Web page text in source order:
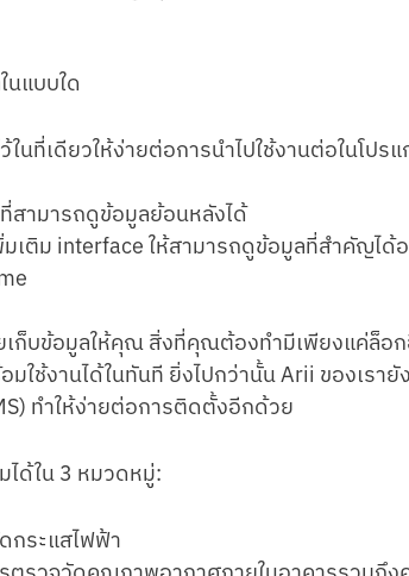
นแบบใด
นที่เดียวให้ง่ายต่อการนำไปใช้งานต่อในโปรแ
สามารถดูข้อมูลย้อนหลังได้
เติม interface ให้สามารถดูข้อมูลที่สำคัญได้
ก็บข้อมูลให้คุณ สิ่งที่คุณต้องทำมีเพียงแค่ล็อก
ช้งานได้ในทันที ยิ่งไปกว่านั้น Arii ของเรายั
ทำให้ง่ายต่อการติดตั้งอีกด้วย
ด้ใน 3 หมวดหมู่:
กระแสไฟฟ้า